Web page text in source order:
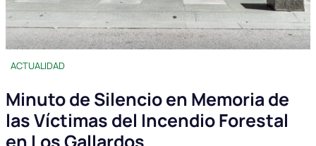
ACTUALIDAD
Minuto de Silencio en Memoria de
las Víctimas del Incendio Forestal